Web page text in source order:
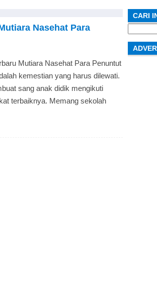
Nasehat Para
Mutiara Nasehat Para Penuntut
kemestian yang harus dilewati.
sang anak didik mengikuti
terbaiknya. Memang sekolah
CARI
for: